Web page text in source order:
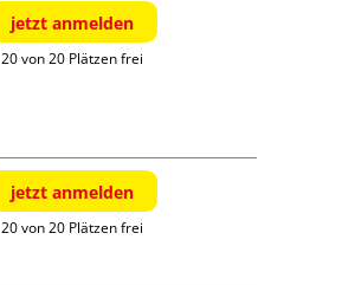
jetzt anmelden
20 von 20 Plätzen frei
jetzt anmelden
20 von 20 Plätzen frei